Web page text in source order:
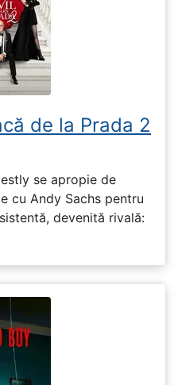
de la Prada 2
se apropie de
cu Andy Sachs pentru
devenită rivală: